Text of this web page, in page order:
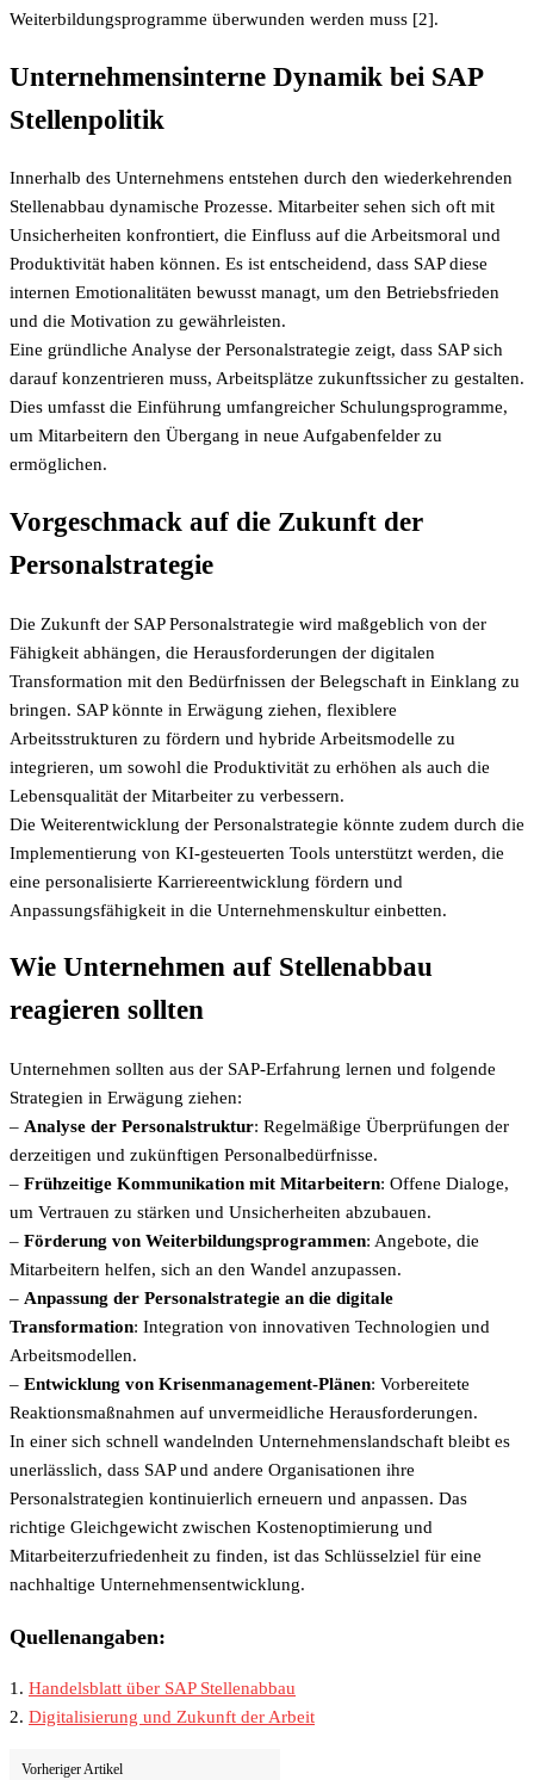
Weiterbildungsprogramme überwunden werden muss [2].
Unternehmensinterne Dynamik bei SAP
Stellenpolitik
Innerhalb des Unternehmens entstehen durch den wiederkehrenden
Stellenabbau dynamische Prozesse. Mitarbeiter sehen sich oft mit
Unsicherheiten konfrontiert, die Einfluss auf die Arbeitsmoral und
Produktivität haben können. Es ist entscheidend, dass SAP diese
internen Emotionalitäten bewusst managt, um den Betriebsfrieden
und die Motivation zu gewährleisten.
Eine gründliche Analyse der Personalstrategie zeigt, dass SAP sich
darauf konzentrieren muss, Arbeitsplätze zukunftssicher zu gestalten.
Dies umfasst die Einführung umfangreicher Schulungsprogramme,
um Mitarbeitern den Übergang in neue Aufgabenfelder zu
ermöglichen.
Vorgeschmack auf die Zukunft der
Personalstrategie
Die Zukunft der SAP Personalstrategie wird maßgeblich von der
Fähigkeit abhängen, die Herausforderungen der digitalen
Transformation mit den Bedürfnissen der Belegschaft in Einklang zu
bringen. SAP könnte in Erwägung ziehen, flexiblere
Arbeitsstrukturen zu fördern und hybride Arbeitsmodelle zu
integrieren, um sowohl die Produktivität zu erhöhen als auch die
Lebensqualität der Mitarbeiter zu verbessern.
Die Weiterentwicklung der Personalstrategie könnte zudem durch die
Implementierung von KI-gesteuerten Tools unterstützt werden, die
eine personalisierte Karriereentwicklung fördern und
Anpassungsfähigkeit in die Unternehmenskultur einbetten.
Wie Unternehmen auf Stellenabbau
reagieren sollten
Unternehmen sollten aus der SAP-Erfahrung lernen und folgende
Strategien in Erwägung ziehen:
– Analyse der Personalstruktur: Regelmäßige Überprüfungen der
derzeitigen und zukünftigen Personalbedürfnisse.
– Frühzeitige Kommunikation mit Mitarbeitern: Offene Dialoge,
um Vertrauen zu stärken und Unsicherheiten abzubauen.
– Förderung von Weiterbildungsprogrammen: Angebote, die
Mitarbeitern helfen, sich an den Wandel anzupassen.
– Anpassung der Personalstrategie an die digitale
Transformation: Integration von innovativen Technologien und
Arbeitsmodellen.
– Entwicklung von Krisenmanagement-Plänen: Vorbereitete
Reaktionsmaßnahmen auf unvermeidliche Herausforderungen.
In einer sich schnell wandelnden Unternehmenslandschaft bleibt es
unerlässlich, dass SAP und andere Organisationen ihre
Personalstrategien kontinuierlich erneuern und anpassen. Das
richtige Gleichgewicht zwischen Kostenoptimierung und
Mitarbeiterzufriedenheit zu finden, ist das Schlüsselziel für eine
nachhaltige Unternehmensentwicklung.
Quellenangaben:
1. Handelsblatt über SAP Stellenabbau
2. Digitalisierung und Zukunft der Arbeit
Vorheriger Artikel